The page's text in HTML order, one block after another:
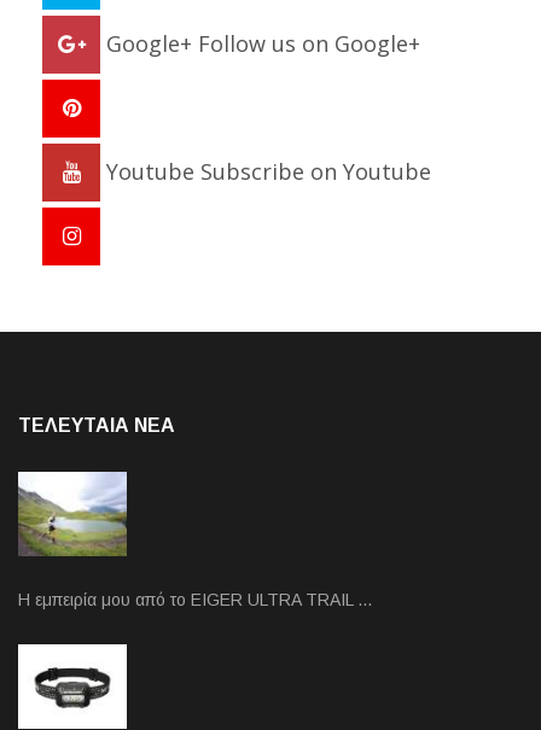
Google+ Follow us on Google+
Youtube Subscribe on Youtube
ΤΕΛΕΥΤΑΙΑ NEA
Η εμπειρία μου από το EIGER ULTRA TRAIL …